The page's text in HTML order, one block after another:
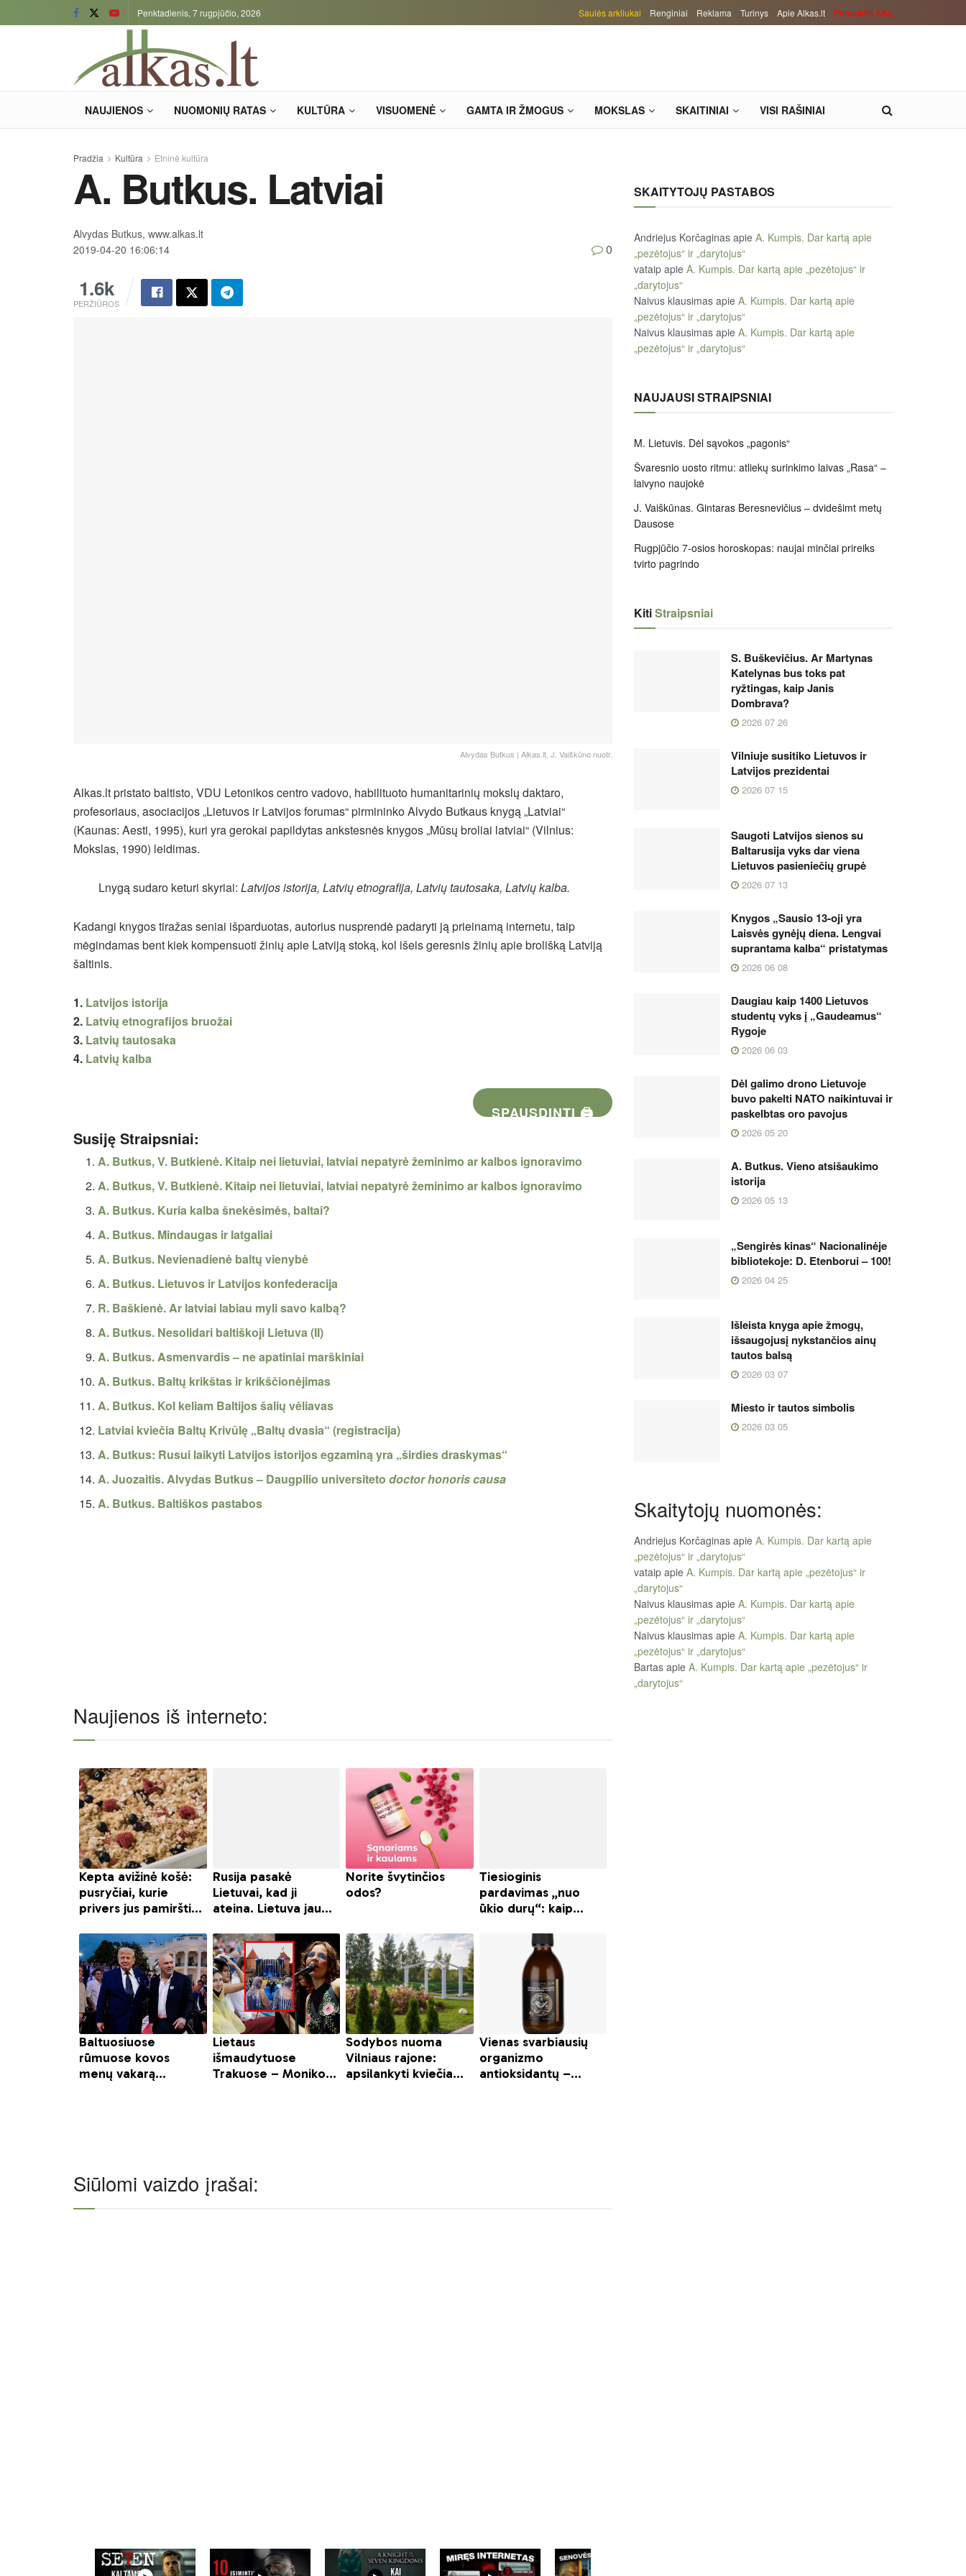
Penktadienis, 7 rugpjūčio, 2026 Saulės arkliukai Renginiai Reklama Turinys Apie Alkas.lt Paremkite Alką
NAUJIENOS NUOMONIŲ RATAS KULTŪRA VISUOMENĖ GAMTA IR ŽMOGUS MOKSLAS SKAITINIAI VISI RAŠINIAI
Pradžia Kultūra Etninė kultūra
A. Butkus. Latviai
Alvydas Butkus, www.alkas.lt
2019-04-20 16:06:14
1.6k
PERŽIŪROS
0
Alvydas Butkus | Alkas.lt, J. Vaiškūno nuotr.
Alkas.lt pristato baltisto, VDU Letonikos centro vadovo, habilituoto humanitarinių mokslų daktaro,
profesoriaus, asociacijos „Lietuvos ir Latvijos forumas“ pirmininko Alvydo Butkaus knygą „Latviai“
(Kaunas: Aesti, 1995), kuri yra gerokai papildytas ankstesnės knygos „Mūsų broliai latviai“ (Vilnius:
Mokslas, 1990) leidimas.
Lnygą sudaro keturi skyriai: Latvijos istorija, Latvių etnografija, Latvių tautosaka, Latvių kalba.
Kadangi knygos tiražas seniai išparduotas, autorius nusprendė padaryti ją prieinamą internetu, taip
mėgindamas bent kiek kompensuoti žinių apie Latviją stoką, kol išeis geresnis žinių apie brolišką Latviją
šaltinis.
1. Latvijos istorija
2. Latvių etnografijos bruožai
3. Latvių tautosaka
4. Latvių kalba
SPAUSDINTI 🖨
Susiję Straipsniai:
A. Butkus, V. Butkienė. Kitaip nei lietuviai, latviai nepatyrė žeminimo ar kalbos ignoravimo
A. Butkus, V. Butkienė. Kitaip nei lietuviai, latviai nepatyrė žeminimo ar kalbos ignoravimo
A. Butkus. Kuria kalba šnekėsimės, baltai?
A. Butkus. Mindaugas ir latgaliai
A. Butkus. Nevienadienė baltų vienybė
A. Butkus. Lietuvos ir Latvijos konfederacija
R. Baškienė. Ar latviai labiau myli savo kalbą?
A. Butkus. Nesolidari baltiškoji Lietuva (II)
A. Butkus. Asmenvardis – ne apatiniai marškiniai
A. Butkus. Baltų krikštas ir krikščionėjimas
A. Butkus. Kol keliam Baltijos šalių vėliavas
Latviai kviečia Baltų Krivūlę „Baltų dvasia“ (registracija)
A. Butkus: Rusui laikyti Latvijos istorijos egzaminą yra „širdies draskymas“
A. Juozaitis. Alvydas Butkus – Daugpilio universitetodoctor honoris causa
A. Butkus. Baltiškos pastabos
Naujienos iš interneto:
Siūlomi vaizdo įrašai:
SKAITYTOJŲ PASTABOS
Andriejus Korčaginas apie A. Kumpis. Dar kartą apie
„pezėtojus“ ir „darytojus“
vataip apie A. Kumpis. Dar kartą apie „pezėtojus“ ir
„darytojus“
Naivus klausimas apie A. Kumpis. Dar kartą apie
„pezėtojus“ ir „darytojus“
Naivus klausimas apie A. Kumpis. Dar kartą apie
„pezėtojus“ ir „darytojus“
NAUJAUSI STRAIPSNIAI
M. Lietuvis. Dėl sąvokos „pagonis“
Švaresnio uosto ritmu: atliekų surinkimo laivas „Rasa“ –
laivyno naujokė
J. Vaiškūnas. Gintaras Beresnevičius – dvidešimt metų
Dausose
Rugpjūčio 7-osios horoskopas: naujai minčiai prireiks
tvirto pagrindo
KitiStraipsniai
S. Buškevičius. Ar Martynas
Katelynas bus toks pat
ryžtingas, kaip Janis
Dombrava?
2026 07 26
Vilniuje susitiko Lietuvos ir
Latvijos prezidentai
2026 07 15
Saugoti Latvijos sienos su
Baltarusija vyks dar viena
Lietuvos pasieniečių grupė
2026 07 13
Knygos „Sausio 13-oji yra
Laisvės gynėjų diena. Lengvai
suprantama kalba“ pristatymas
2026 06 08
Daugiau kaip 1400 Lietuvos
studentų vyks į „Gaudeamus“
Rygoje
2026 06 03
Dėl galimo drono Lietuvoje
buvo pakelti NATO naikintuvai ir
paskelbtas oro pavojus
2026 05 20
A. Butkus. Vieno atsišaukimo
istorija
2026 05 13
„Sengirės kinas“ Nacionalinėje
bibliotekoje: D. Etenborui – 100!
2026 04 25
Išleista knyga apie žmogų,
išsaugojusį nykstančios ainų
tautos balsą
2026 03 07
Miesto ir tautos simbolis
2026 03 05
Skaitytojų nuomonės:
Andriejus Korčaginas apie A. Kumpis. Dar kartą apie
„pezėtojus“ ir „darytojus“
vataip apie A. Kumpis. Dar kartą apie „pezėtojus“ ir
„darytojus“
Naivus klausimas apie A. Kumpis. Dar kartą apie
„pezėtojus“ ir „darytojus“
Naivus klausimas apie A. Kumpis. Dar kartą apie
„pezėtojus“ ir „darytojus“
Bartas apie A. Kumpis. Dar kartą apie „pezėtojus“ ir
„darytojus“